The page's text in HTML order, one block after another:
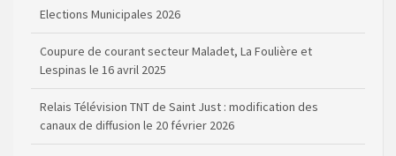
Elections Municipales 2026
Coupure de courant secteur Maladet, La Foulière et
Lespinas le 16 avril 2025
Relais Télévision TNT de Saint Just : modification des
canaux de diffusion le 20 février 2026